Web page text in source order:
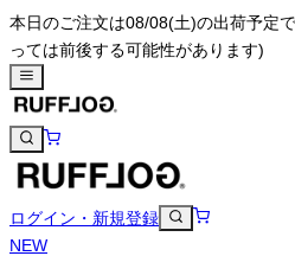
本日のご注文は08/08(土)の出荷予定
っては前後する可能性があります)
ログイン・新規登録
NEW